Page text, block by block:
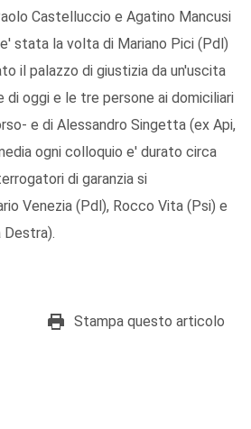
Castelluccio e Agatino Mancusi
stata la volta di Mariano Pici (Pdl)
il palazzo di giustizia da un'uscita
di oggi e le tre persone ai domiciliari
e di Alessandro Singetta (ex Api,
ogni colloquio e' durato circa
di garanzia si
Venezia (Pdl), Rocco Vita (Psi) e
Destra).
Stampa questo articolo